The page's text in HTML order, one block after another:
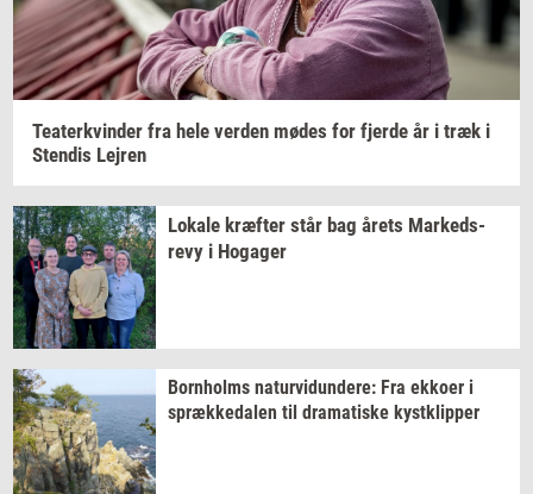
Te­a­ter­kvin­der fra hele ver­den mødes for fjer­de år i træk i
Sten­dis Lej­ren
Lo­ka­le kræf­ter står bag årets Mar­keds­
revy i Ho­ga­ger
Born­holms na­tur­vi­dun­de­re: Fra ek­ko­er i
spræk­ke­da­len til dra­ma­ti­ske kyst­klip­per